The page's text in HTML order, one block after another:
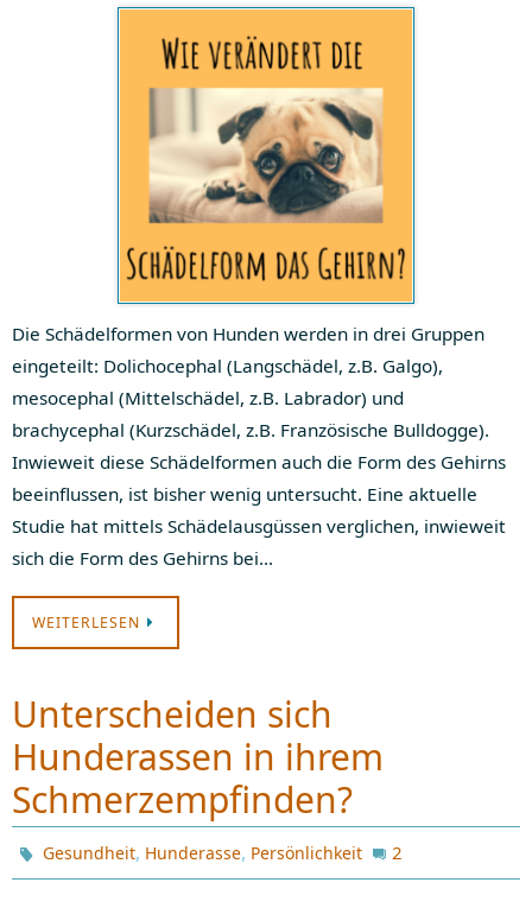
Die Schädelformen von Hunden werden in drei Gruppen
eingeteilt: Dolichocephal (Langschädel, z.B. Galgo),
mesocephal (Mittelschädel, z.B. Labrador) und
brachycephal (Kurzschädel, z.B. Französische Bulldogge).
Inwieweit diese Schädelformen auch die Form des Gehirns
beeinflussen, ist bisher wenig untersucht. Eine aktuelle
Studie hat mittels Schädelausgüssen verglichen, inwieweit
sich die Form des Gehirns bei…
WEITERLESEN
Unterscheiden sich
Hunderassen in ihrem
Schmerzempfinden?
Gesundheit, Hunderasse, Persönlichkeit 2